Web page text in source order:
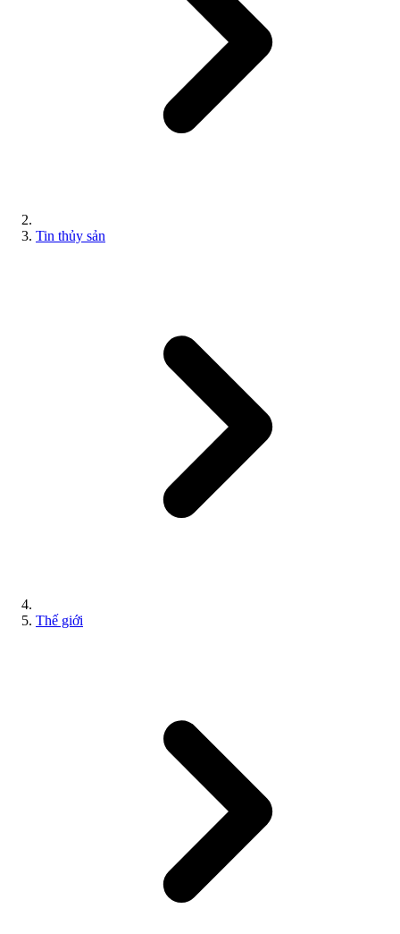
Tin thủy sản
Thế giới